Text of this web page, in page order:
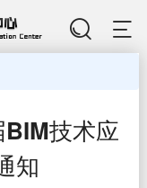
技术应
知